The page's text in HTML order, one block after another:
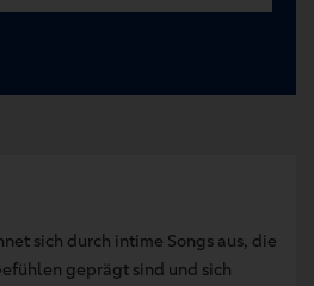
sich durch intime Songs aus, die
geprägt sind und sich